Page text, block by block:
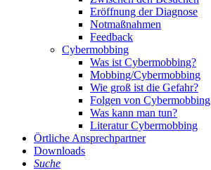
Eröffnung der Diagnose
Notmaßnahmen
Feedback
Cybermobbing
Was ist Cybermobbing?
Mobbing/Cybermobbing
Wie groß ist die Gefahr?
Folgen von Cybermobbing
Was kann man tun?
Literatur Cybermobbing
Örtliche Ansprechpartner
Downloads
Suche